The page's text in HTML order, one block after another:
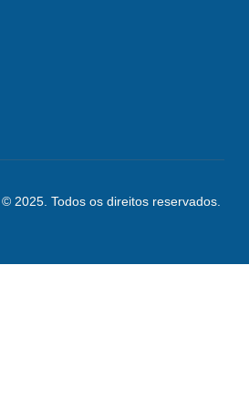
2025. Todos os direitos reservados.